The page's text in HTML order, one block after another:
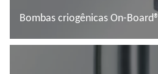
Bombas criogênicas On-Board®